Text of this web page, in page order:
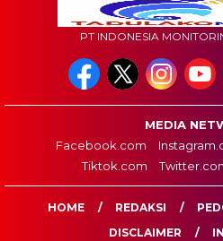
PT INDONESIA
MEDIA
Facebook.com
Tiktok.com
HOME REDAKSI
DISCLAIMER